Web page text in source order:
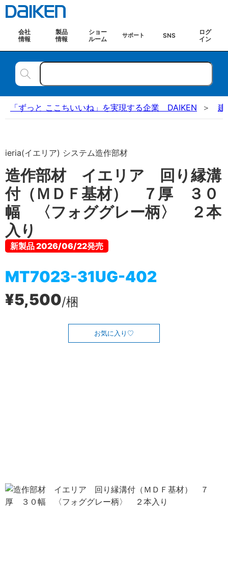
会社
情報
製品
情報
ショー
ルーム
サポート SNS
ログ
イン
「ずっと ここちいいね」を実現する企業 DAIKEN 建
ieria(イエリア) システム造作部材
造作部材 イエリア 回り縁溝
付（ＭＤＦ基材） ７厚 ３０
幅 〈フォググレー柄〉 ２本
入り
新製品 2026/06/22発売
MT7023-31UG-402
¥5,500/梱
お気に入り